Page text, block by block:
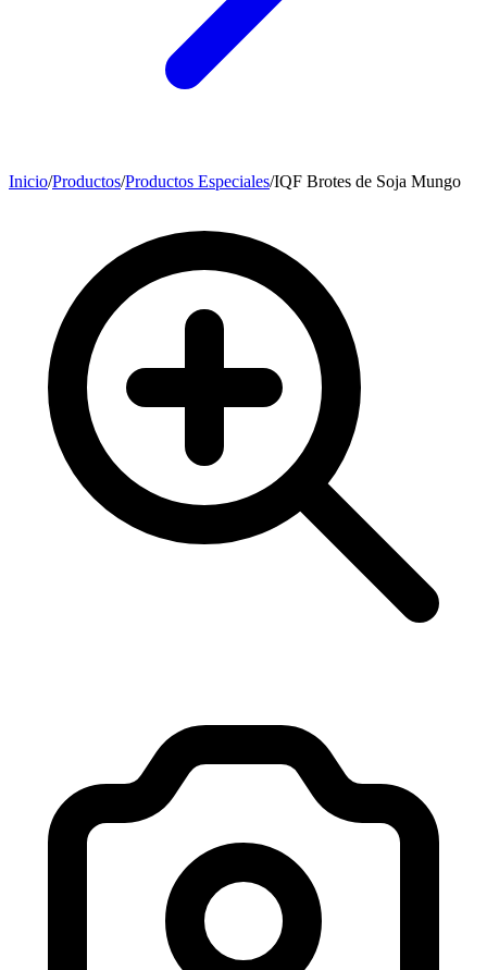
Inicio/Productos/Productos Especiales/IQF Brotes de Soja Mungo